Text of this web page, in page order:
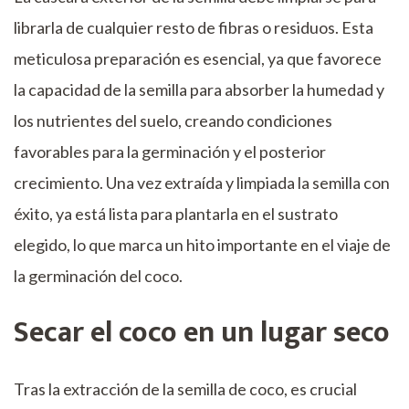
librarla de cualquier resto de fibras o residuos. Esta
meticulosa preparación es esencial, ya que favorece
la capacidad de la semilla para absorber la humedad y
los nutrientes del suelo, creando condiciones
favorables para la germinación y el posterior
crecimiento. Una vez extraída y limpiada la semilla con
éxito, ya está lista para plantarla en el sustrato
elegido, lo que marca un hito importante en el viaje de
la germinación del coco.
Secar el coco en un lugar seco
Tras la extracción de la semilla de coco, es crucial